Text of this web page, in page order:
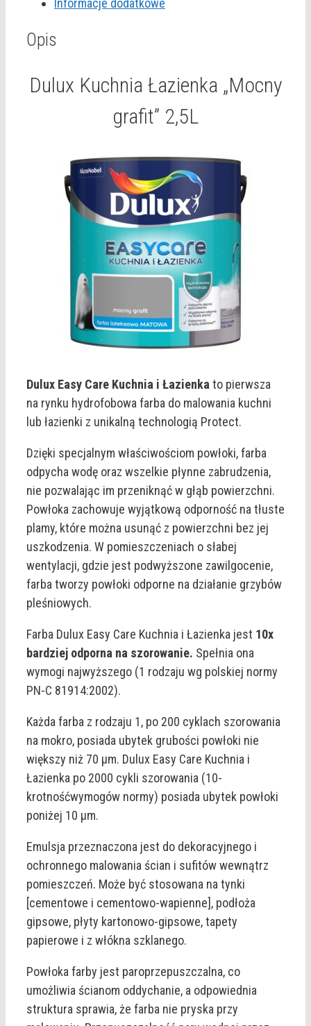
2,5L
Informacje dodatkowe
Opis
Dulux Kuchnia Łazienka „Mocny
grafit” 2,5L
Dulux Easy Care Kuchnia i Łazienkato pierwsza
na rynku hydrofobowa farba do malowania kuchni
lub łazienki z unikalną technologią Protect.
Dzięki specjalnym właściwościom powłoki, farba
odpycha wodę oraz wszelkie płynne zabrudzenia,
nie pozwalając im przeniknąć w głąb powierzchni.
Powłoka zachowuje wyjątkową odporność na tłuste
plamy, które można usunąć z powierzchni bez jej
uszkodzenia. W pomieszczeniach o słabej
wentylacji, gdzie jest podwyższone zawilgocenie,
farba tworzy powłoki odporne na działanie grzybów
pleśniowych.
Farba Dulux Easy Care Kuchnia i Łazienka jest 10x
bardziej odporna na szorowanie. Spełnia ona
wymogi najwyższego (1 rodzaju wg polskiej normy
PN-C 81914:2002).
Każda farba z rodzaju 1, po 200 cyklach szorowania
na mokro, posiada ubytek grubości powłoki nie
większy niż 70 μm. Dulux Easy Care Kuchnia i
Łazienka po 2000 cykli szorowania (10-
krotnośćwymogów normy) posiada ubytek powłoki
poniżej 10 μm.
Emulsja przeznaczona jest do dekoracyjnego i
ochronnego malowania ścian i sufitów wewnątrz
pomieszczeń. Może być stosowana na tynki
[cementowe i cementowo-wapienne], podłoża
gipsowe, płyty kartonowo-gipsowe, tapety
papierowe i z włókna szklanego.
Powłoka farby jest paroprzepuszczalna, co
umożliwia ścianom oddychanie, a odpowiednia
struktura sprawia, że farba nie pryska przy